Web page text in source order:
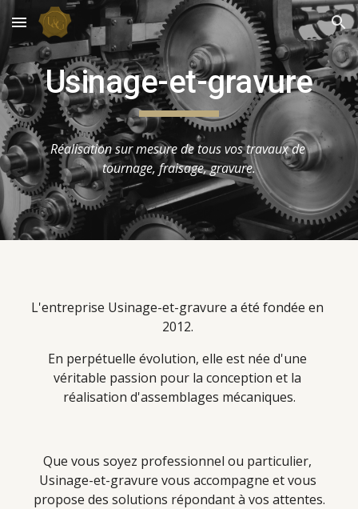
Skip to main content Skip to navigation
Usinage-et-gravure
Réalisation sur mesure de tous vos travaux de
tournage, fraisage, gravure.
L'entreprise Usinage-et-gravure a été fondée en
2012.
En perpétuelle évolution, elle est née d'une
véritable passion pour la conception et la
réalisation d'assemblages mécaniques.
Que vous soyez professionnel ou particulier,
Usinage-et-gravure vous accompagne et vous
propose des solutions répondant à vos attentes.